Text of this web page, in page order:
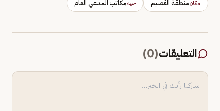
مكانمنطقة القصيم جهةمكاتب المدعي العام
التعليقات(
0
)